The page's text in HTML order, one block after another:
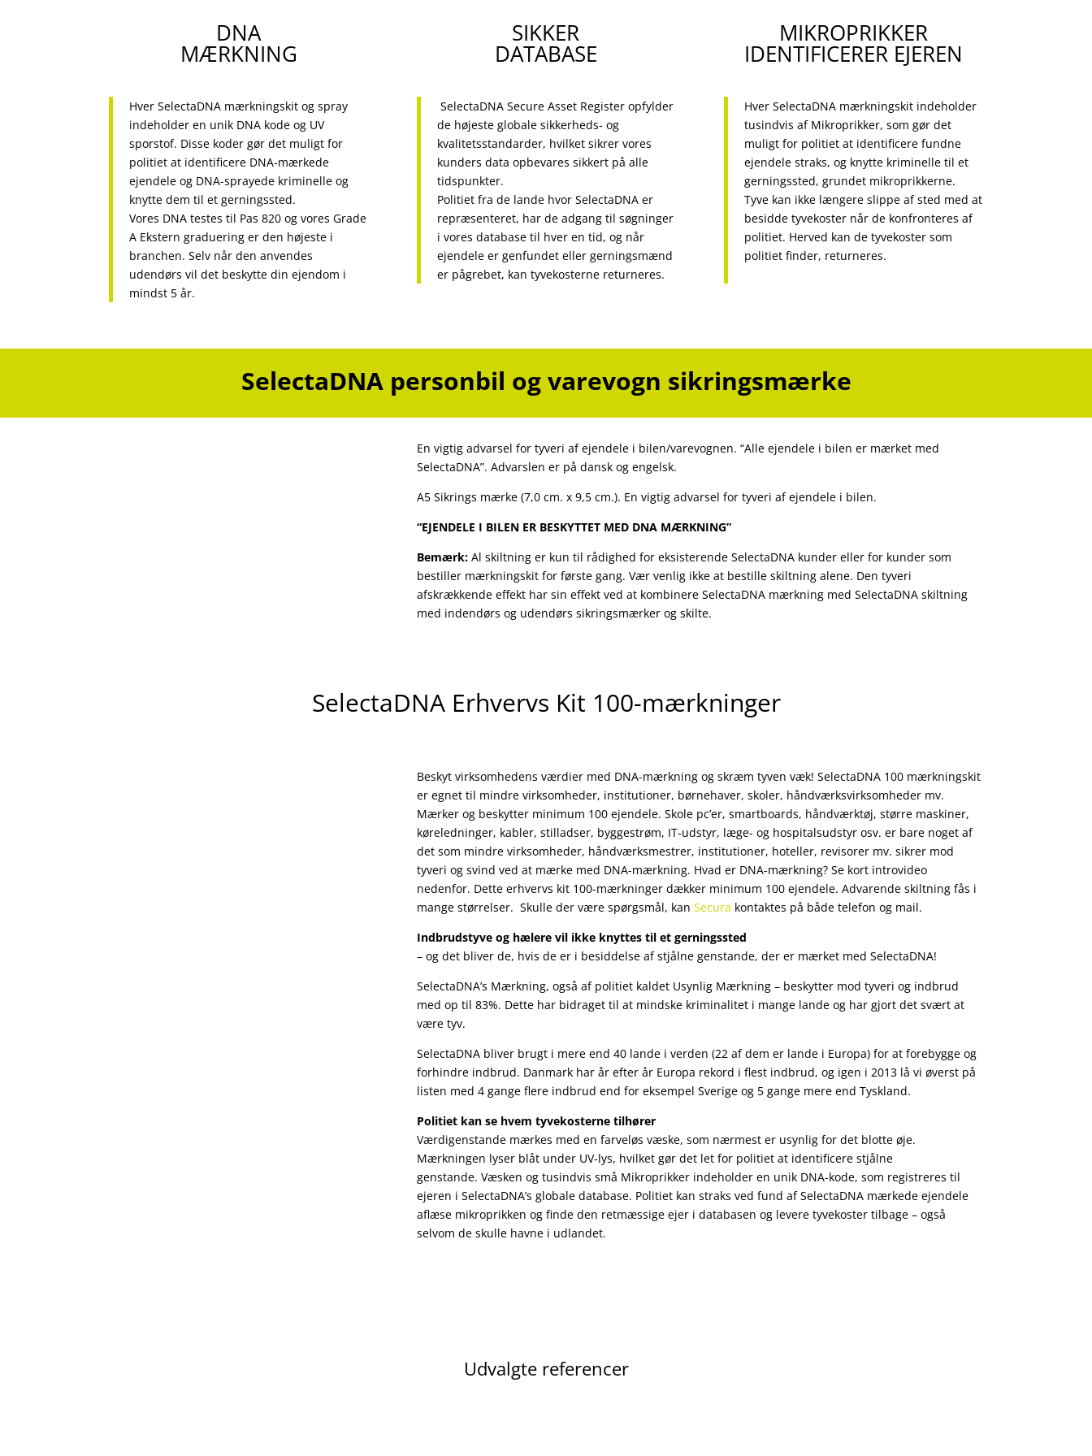
DNA
MÆRKNING
Hver SelectaDNA mærkningskit og spray
indeholder en unik DNA kode og UV
sporstof. Disse koder gør det muligt for
politiet at identificere DNA-mærkede
ejendele og DNA-sprayede kriminelle og
knytte dem til et gerningssted.
Vores DNA testes til Pas 820 og vores Grade
A Ekstern graduering er den højeste i
branchen. Selv når den anvendes
udendørs vil det beskytte din ejendom i
mindst 5 år.
SIKKER
DATABASE
SelectaDNA Secure Asset Register opfylder
de højeste globale sikkerheds- og
kvalitetsstandarder, hvilket sikrer vores
kunders data opbevares sikkert på alle
tidspunkter.
Politiet fra de lande hvor SelectaDNA er
repræsenteret, har de adgang til søgninger
i vores database til hver en tid, og når
ejendele er genfundet eller gerningsmænd
er pågrebet, kan tyvekosterne returneres.
MIKROPRIKKER
IDENTIFICERER EJEREN
Hver SelectaDNA mærkningskit indeholder
tusindvis af Mikroprikker, som gør det
muligt for politiet at identificere fundne
ejendele straks, og knytte kriminelle til et
gerningssted, grundet mikroprikkerne.
Tyve kan ikke længere slippe af sted med at
besidde tyvekoster når de konfronteres af
politiet. Herved kan de tyvekoster som
politiet finder, returneres.
SelectaDNA personbil og varevogn sikringsmærke
En vigtig advarsel for tyveri af ejendele i bilen/varevognen. “Alle ejendele i bilen er mærket med
SelectaDNA”. Advarslen er på dansk og engelsk.
A5 Sikrings mærke (7,0 cm. x 9,5 cm.). En vigtig advarsel for tyveri af ejendele i bilen.
“EJENDELE I BILEN ER BESKYTTET MED DNA MÆRKNING”
Bemærk: Al skiltning er kun til rådighed for eksisterende SelectaDNA kunder eller for kunder som
bestiller mærkningskit for første gang. Vær venlig ikke at bestille skiltning alene. Den tyveri
afskrækkende effekt har sin effekt ved at kombinere SelectaDNA mærkning med SelectaDNA skiltning
med indendørs og udendørs sikringsmærker og skilte.
SelectaDNA Erhvervs Kit 100-mærkninger
Beskyt virksomhedens værdier med DNA-mærkning og skræm tyven væk! SelectaDNA 100 mærkningskit
er egnet til mindre virksomheder, institutioner, børnehaver, skoler, håndværksvirksomheder mv.
Mærker og beskytter minimum 100 ejendele. Skole pc’er, smartboards, håndværktøj, større maskiner,
køreledninger, kabler, stilladser, byggestrøm, IT-udstyr, læge- og hospitalsudstyr osv. er bare noget af
det som mindre virksomheder, håndværksmestrer, institutioner, hoteller, revisorer mv. sikrer mod
tyveri og svind ved at mærke med DNA-mærkning. Hvad er DNA-mærkning? Se kort introvideo
nedenfor. Dette erhvervs kit 100-mærkninger dækker minimum 100 ejendele. Advarende skiltning fås i
mange størrelser. Skulle der være spørgsmål, kan Secura kontaktes på både telefon og mail.
Indbrudstyve og hælere vil ikke knyttes til et gerningssted
– og det bliver de, hvis de er i besiddelse af stjålne genstande, der er mærket med SelectaDNA!
SelectaDNA’s Mærkning, også af politiet kaldet Usynlig Mærkning – beskytter mod tyveri og indbrud
med op til 83%. Dette har bidraget til at mindske kriminalitet i mange lande og har gjort det svært at
være tyv.
SelectaDNA bliver brugt i mere end 40 lande i verden (22 af dem er lande i Europa) for at forebygge og
forhindre indbrud. Danmark har år efter år Europa rekord i flest indbrud, og igen i 2013 lå vi øverst på
listen med 4 gange flere indbrud end for eksempel Sverige og 5 gange mere end Tyskland.
Politiet kan se hvem tyvekosterne tilhører
Værdigenstande mærkes med en farveløs væske, som nærmest er usynlig for det blotte øje.
Mærkningen lyser blåt under UV-lys, hvilket gør det let for politiet at identificere stjålne
genstande. Væsken og tusindvis små Mikroprikker indeholder en unik DNA-kode, som registreres til
ejeren i SelectaDNA’s globale database. Politiet kan straks ved fund af SelectaDNA mærkede ejendele
aflæse mikroprikken og finde den retmæssige ejer i databasen og levere tyvekoster tilbage – også
selvom de skulle havne i udlandet.
Udvalgte referencer